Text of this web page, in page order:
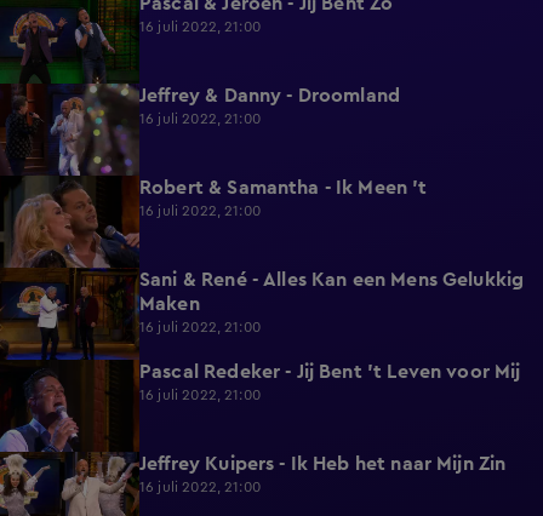
2:00
16 juli 2022, 21:00
2:02 Jeffrey & Danny - Droomland
16 juli 2022, 21:00
2:00 Robert & Samantha - Ik Meen 't
16 juli 2022, 21:00
1:52
Sani & René - Alles Kan een Mens Gelukkig
Maken
16 juli 2022, 21:00
2:01 Pascal Redeker - Jij Bent 't Leven voor Mij
16 juli 2022, 21:00
2:00 Jeffrey Kuipers - Ik Heb het naar Mijn Zin
16 juli 2022, 21:00